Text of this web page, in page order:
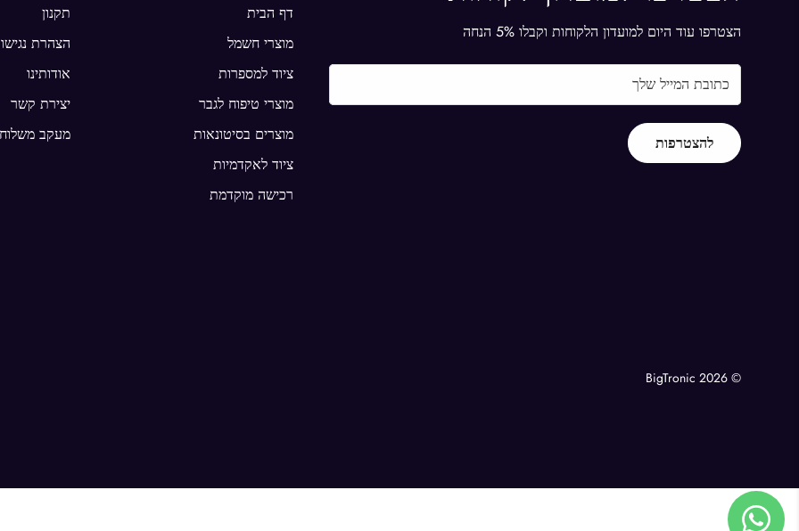
הצטרפו עוד היום למועדון הלקוחות וקבלו 5% הנחה
להצטרפות
דף הבית
מוצרי חשמל
ציוד למספרות
מוצרי טיפוח לגבר
מוצרים בסיטונאות
ציוד לאקדמיות
רכישה מוקדמת
תקנון
הצהרת
אודותינו
יצירת קשר
מעקב
© BigTronic 2026